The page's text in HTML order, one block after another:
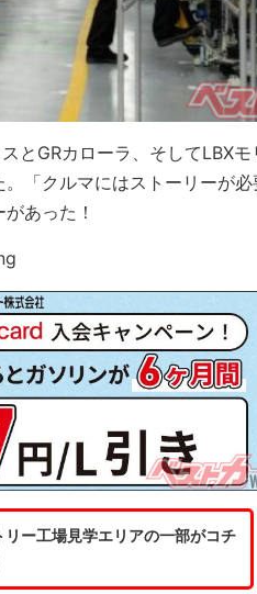
とGRカローラ、そしてLBXモ
「クルマにはストーリーが必
あった！
ー工場見学エリアの一部がコチ